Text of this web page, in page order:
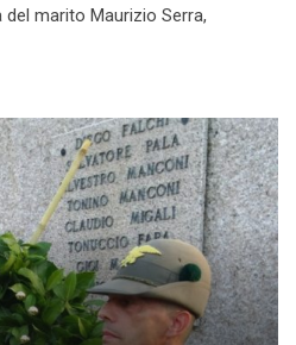
del marito Maurizio Serra,